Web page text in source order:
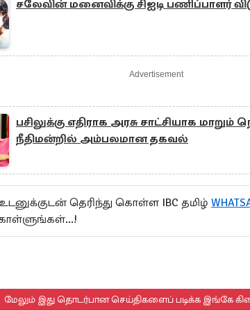
சலேவின் மனைவிக்கு சிஐடி பணிப்பாளர்
Advertisement
பசிலுக்கு எதிராக அரசு சாட்சியாக மாறும்
நீதிமன்றில் அம்பலமான தகவல்
தெரிந்து கொள்ள IBC தமிழ்
மேலும் இது தொடர்பான செய்திகளைப் படிக்க இங்கே